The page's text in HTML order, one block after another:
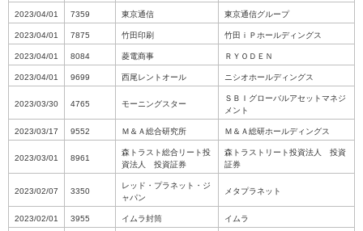
2023/04/01 7359 東京通信 東京通信グループ
2023/04/01 7875 竹田印刷 竹田ｉＰホールディングス
2023/04/01 8084 菱電商事 ＲＹＯＤＥＮ
2023/04/01 9699 西尾レントオール ニシオホールディングス
2023/03/30 4765 モーニングスター
ＳＢＩグローバルアセットマネジ
メント
2023/03/17 9552 Ｍ＆Ａ総合研究所 Ｍ＆Ａ総研ホールディングス
2023/03/01 8961
森トラスト総合リート投
資法人 投資証券
森トラストリート投資法人 投資
証券
2023/02/07 3350
レッド・プラネット・ジ
ャパン
メタプラネット
2023/02/01 3955 イムラ封筒 イムラ